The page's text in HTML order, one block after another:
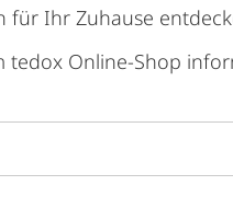
für Ihr Zuhause
tedox Online-Shop